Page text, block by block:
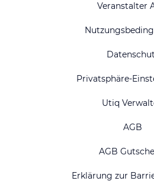
Veranstalter
Privatsphäre-
Utiq
AGB
AGB
Erklärung zur